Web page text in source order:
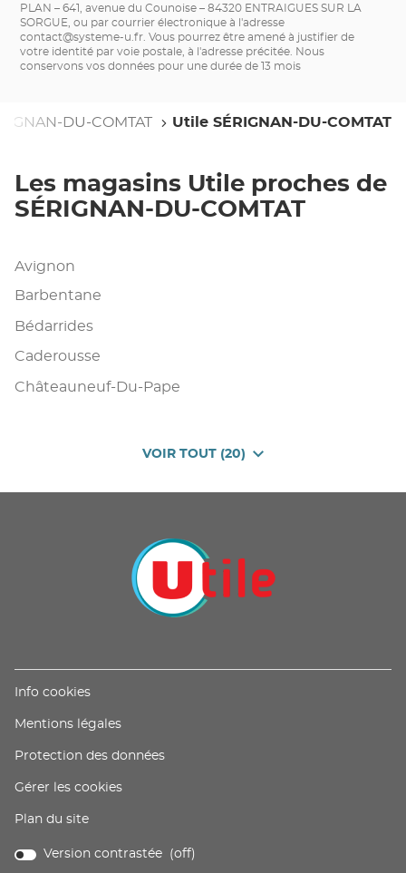
PLAN – 641, avenue du Counoise – 84320 ENTRAIGUES SUR LA
SORGUE, ou par courrier électronique à l'adresse
contact@systeme-u.fr . Vous pourrez être amené à justifier de
votre identité par voie postale, à l'adresse précitée. Nous
conservons vos données pour une durée de 13 mois
DU-COMTAT Utile SÉRIGNAN-DU-COMTAT
Les magasins Utile proches de
SÉRIGNAN-DU-COMTAT
Avignon
Barbentane
Bédarrides
Caderousse
Châteauneuf-Du-Pape
VOIR TOUT (20)
DE
DE
U
PROXIMITÉ
UTILE
Info cookies(ouvre
une
fenêtre)
Mentions légales(ouvre
une
fenêtre)
Protection des données(ouvre
Gérer les cookies
Plan du site
Version contrastée (off)